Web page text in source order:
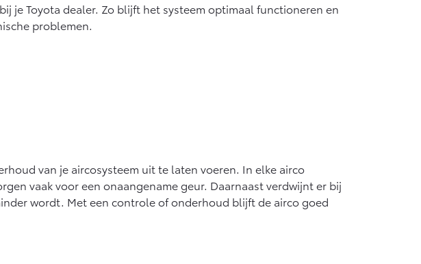
BTW)
je Toyota dealer. Zo blijft het systeem optimaal functioneren en
problemen.
van je aircosysteem uit te laten voeren. In elke airco
vaak voor een onaangename geur. Daarnaast verdwijnt er bij
wordt. Met een controle of onderhoud blijft de airco goed